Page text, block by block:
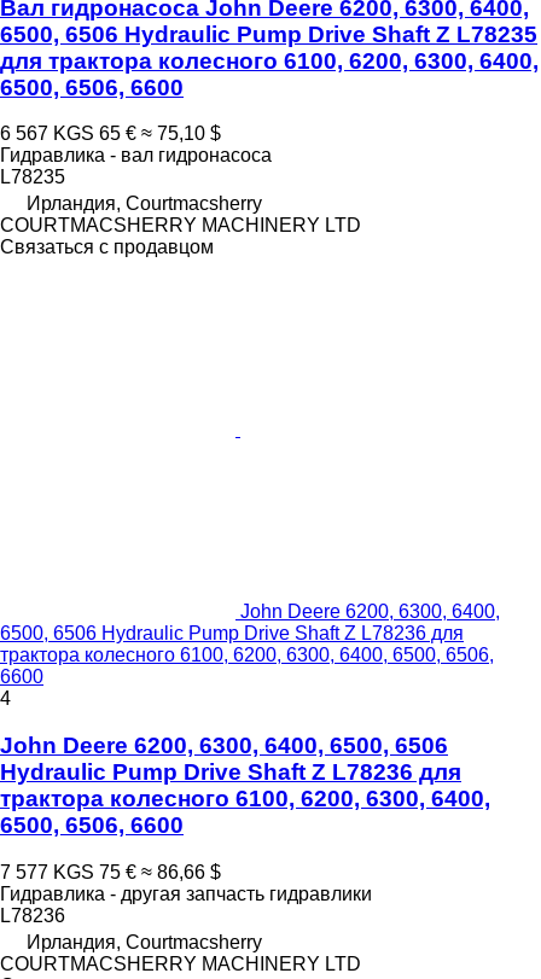
Вал гидронасоса John Deere 6200, 6300, 6400,
6500, 6506 Hydraulic Pump Drive Shaft Z L78235
для трактора колесного 6100, 6200, 6300, 6400,
6500, 6506, 6600
6 567 KGS 65 € ≈ 75,10 $
Гидравлика - вал гидронасоса
L78235
Ирландия, Courtmacsherry
COURTMACSHERRY MACHINERY LTD
Связаться с продавцом
John Deere 6200, 6300, 6400,
6500, 6506 Hydraulic Pump Drive Shaft Z L78236 для
трактора колесного 6100, 6200, 6300, 6400, 6500, 6506,
6600
4
John Deere 6200, 6300, 6400, 6500, 6506
Hydraulic Pump Drive Shaft Z L78236 для
трактора колесного 6100, 6200, 6300, 6400,
6500, 6506, 6600
7 577 KGS 75 € ≈ 86,66 $
Гидравлика - другая запчасть гидравлики
L78236
Ирландия, Courtmacsherry
COURTMACSHERRY MACHINERY LTD